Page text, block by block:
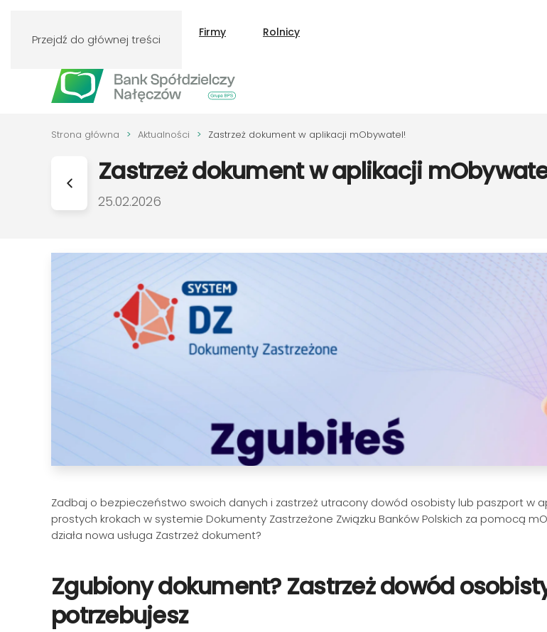
Przejdź do głównej treści
Klienci indywidualni Firmy Rolnicy
Strona główna Aktualności Zastrzeż dokument w aplikacji mObywatel!
Zastrzeż dokument w aplikacji
DATA PUBLIKACJI:
25.02.2026
Zadbaj o bezpieczeństwo swoich danych i zastrzeż utracony dowód osobisty lub paszport w
prostych krokach w systemie Dokumenty Zastrzeżone Związku Banków Polskich za pomocą
działa nowa usługa Zastrzeż dokument?
Zgubiony dokument? Zastrzeż dowód
potrzebujesz